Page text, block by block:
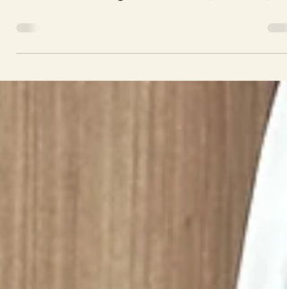
senadora Soraya Thronicke (PSB-MS)
destaca investimentos voltados à
saúde pública e à valorização dos
comunitários de saúde e de combate às
os recursos destinados pela
está uma emenda de R$ 1,25 milhão para
Moreninhas, em Campo Grande. A obra
que contemplou o trecho que liga